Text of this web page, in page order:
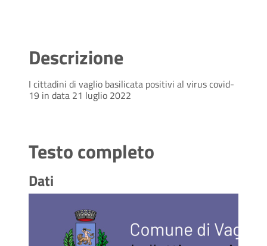
Descrizione
I cittadini di vaglio basilicata positivi al virus covid-
19 in data 21 luglio 2022
Testo completo
Dati